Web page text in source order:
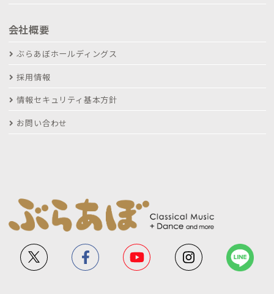
会社概要
ぶらあぼホールディングス
採用情報
情報セキュリティ基本方針
お問い合わせ